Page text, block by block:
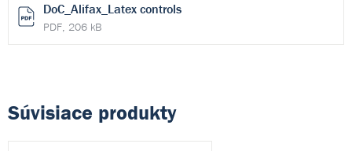
DoC_Alifax_Latex controls
PDF, 206 kB
Súvisiace produkty